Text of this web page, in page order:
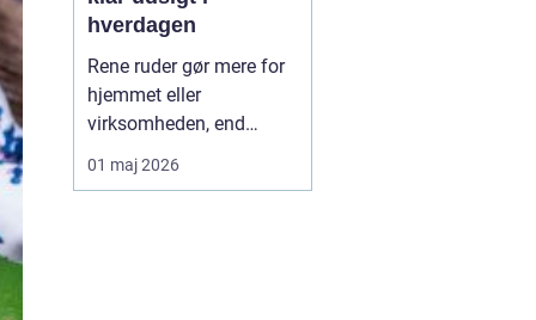
hverdagen
Rene ruder gør mere for
hjemmet eller
virksomheden, end
mange tænker over.
Lyset bliver skarpere,
01 maj 2026